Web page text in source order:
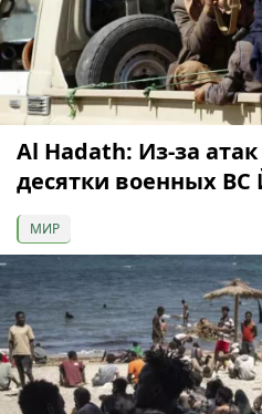
Al Hadath: Из-за
десятки военных
МИР